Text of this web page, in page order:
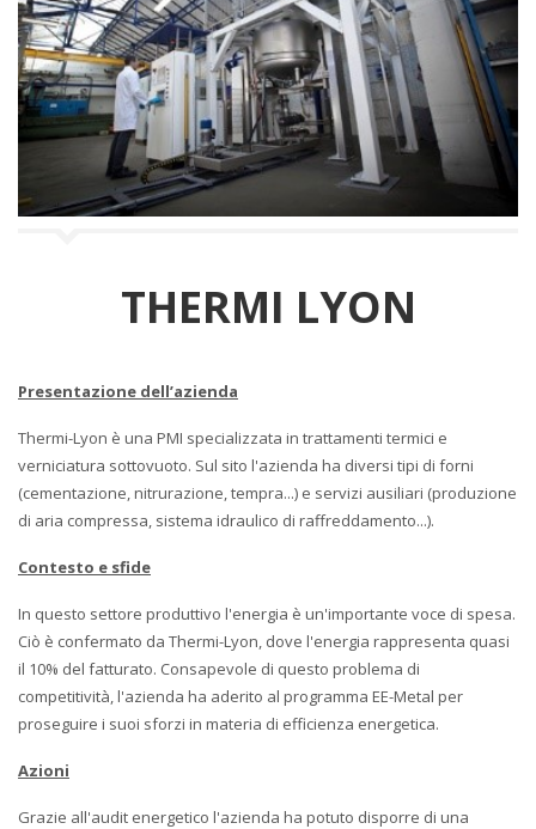
n
a
v
i
g
a
z
o
THERMI LYON
Presentazione dell’azienda
Thermi-Lyon è una PMI specializzata in trattamenti termici e
verniciatura sottovuoto. Sul sito l'azienda ha diversi tipi di forni
(cementazione, nitrurazione, tempra...) e servizi ausiliari (produzione
di aria compressa, sistema idraulico di raffreddamento...).
Contesto e sfide
In questo settore produttivo l'energia è un'importante voce di spesa.
Ciò è confermato da Thermi-Lyon, dove l'energia rappresenta quasi
il 10% del fatturato. Consapevole di questo problema di
competitività, l'azienda ha aderito al programma EE-Metal per
proseguire i suoi sforzi in materia di efficienza energetica.
Azioni
Grazie all'audit energetico l'azienda ha potuto disporre di una